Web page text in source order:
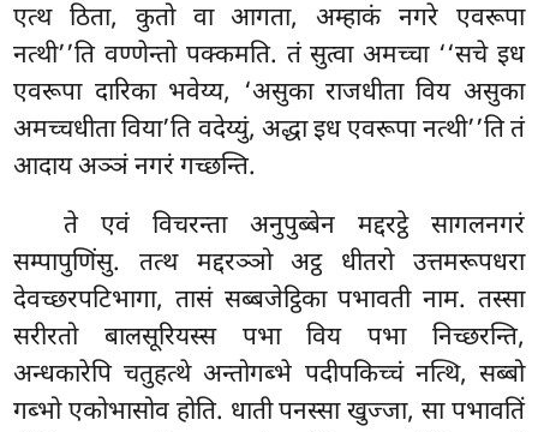
एत्थ ठिता, कुतो वा आगता, अम्हाकं नगरे एवरूपा
नत्थी’’ति वण्णेन्तो पक्कमति. तं सुत्वा अमच्चा ‘‘सचे इध
एवरूपा दारिका भवेय्य, ‘असुका राजधीता विय असुका
अमच्चधीता विया’ति वदेय्युं, अद्धा इध एवरूपा नत्थी’’ति तं
आदाय अञ्ञं नगरं गच्छन्ति.
ते एवं विचरन्ता अनुपुब्बेन मद्दरट्ठे सागलनगरं
सम्पापुणिंसु. तत्थ मद्दरञ्ञो अट्ठ धीतरो उत्तमरूपधरा
देवच्छरपटिभागा, तासं सब्बजेट्ठिका पभावती नाम. तस्सा
सरीरतो बालसूरियस्स पभा विय पभा निच्छरन्ति,
अन्धकारेपि चतुहत्थे अन्तोगब्भे पदीपकिच्चं नत्थि, सब्बो
गब्भो एकोभासोव होति. धाती पनस्सा खुज्जा, सा पभावतिं